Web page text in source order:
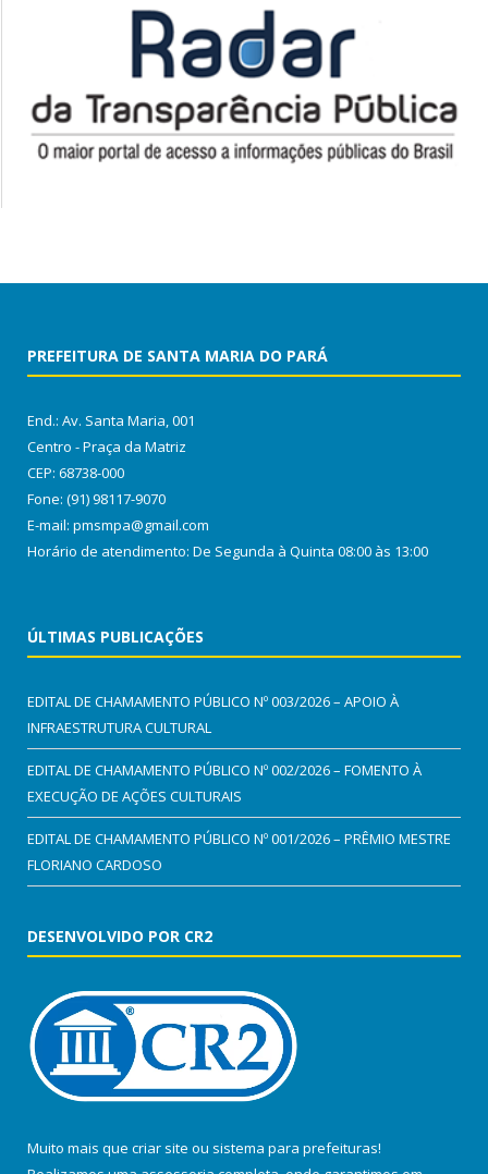
PREFEITURA DE SANTA MARIA DO PARÁ
End.: Av. Santa Maria, 001
Centro - Praça da Matriz
CEP: 68738-000
Fone: (91) 98117-9070
E-mail: pmsmpa@gmail.com
Horário de atendimento: De Segunda à Quinta 08:00 às 13:00
ÚLTIMAS PUBLICAÇÕES
EDITAL DE CHAMAMENTO PÚBLICO Nº 003/2026 – APOIO À
INFRAESTRUTURA CULTURAL
EDITAL DE CHAMAMENTO PÚBLICO Nº 002/2026 – FOMENTO À
EXECUÇÃO DE AÇÕES CULTURAIS
EDITAL DE CHAMAMENTO PÚBLICO Nº 001/2026 – PRÊMIO MESTRE
FLORIANO CARDOSO
DESENVOLVIDO POR CR2
Muito mais que criar site ou sistema para prefeituras!